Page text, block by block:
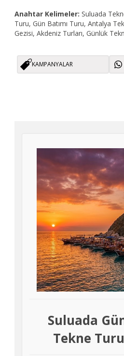
Anahtar Kelimeler: Suluada
Turu, Gün Batımı Turu, Antalya
Gezisi, Akdeniz Turları, Günlük
KAMPANYALAR
Suluada
Tekne